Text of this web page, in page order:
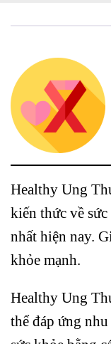
Healthy Ung
kiến thức về
nhất hiện nay.
khỏe mạnh.
Healthy Ung
thể đáp ứng